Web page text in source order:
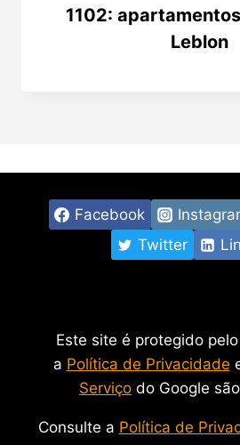
1102:
Leblon
Facebook
Twitter
Este site é protegido
a Política de Privacidade
Serviço do Google
Consulte a Política de